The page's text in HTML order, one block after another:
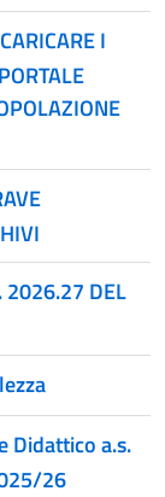
I
2026.27 DEL
Didattico a.s.
26